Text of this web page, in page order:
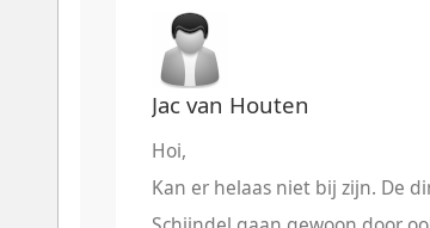
Jac van Houten
Hoi,
Kan er helaas niet bij zijn. De